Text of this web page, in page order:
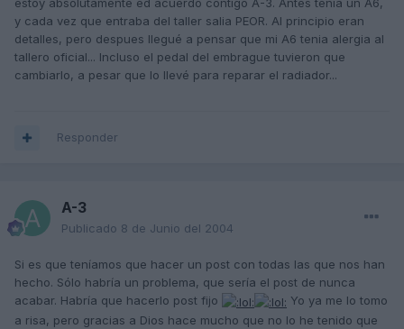
estoy absolutamente ed acuerdo contigo A-3. Antes tenia un A6,
y cada vez que entraba del taller salia PEOR. Al principio eran
detalles, pero despues llegué a pensar que mi A6 tenia alergia al
tallero oficial... Incluso el pedal del embrague tuvieron que
cambiarlo, a pesar que lo llevé para reparar el radiador...
Responder
A-3
Publicado 8 de Junio del 2004
Si es que teníamos que hacer un post con todas las que nos han
hecho. Sólo habría un problema, que sería el post de nunca
acabar. Habría que hacerlo post fijo
Yo ya me lo tomo
a risa, pero gracias a Dios hace mucho que no lo he tenido que